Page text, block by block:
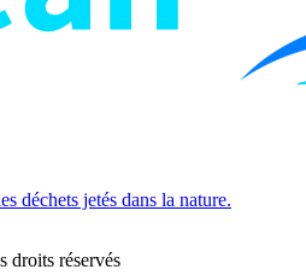
déchets jetés dans la nature.
réservés